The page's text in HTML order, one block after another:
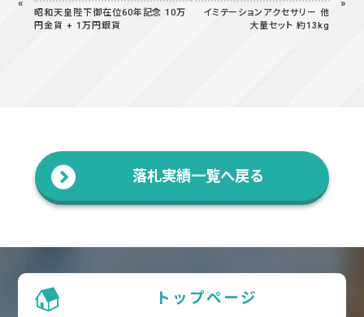
昭和天皇陛下御在位60年記念 10万
円金貨 + 1万円銀貨
イミテーションアクセサリー 他
大量セット 約13kg
落札実績一覧へ戻る
トップページ